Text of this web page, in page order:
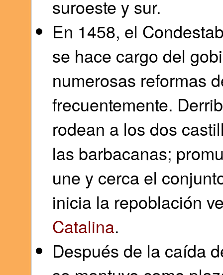
suroeste y sur.
En 1458, el
se hace cargo del
numerosas reformas
frecuentemente.
rodean a los dos
las barbacanas;
une y cerca el
inicia la repoblación
Catalina.
Después de la caída